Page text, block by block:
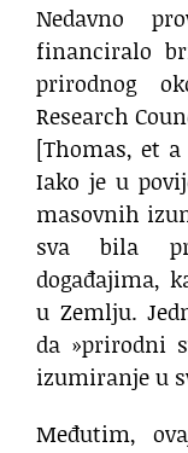
Nedavno
financiralo
prirodnog
Research
[Thomas, et a
Iako je u
masovnih
sva bila
događajima,
u Zemlju.
da »prirodni
izumiranje u
Međutim,